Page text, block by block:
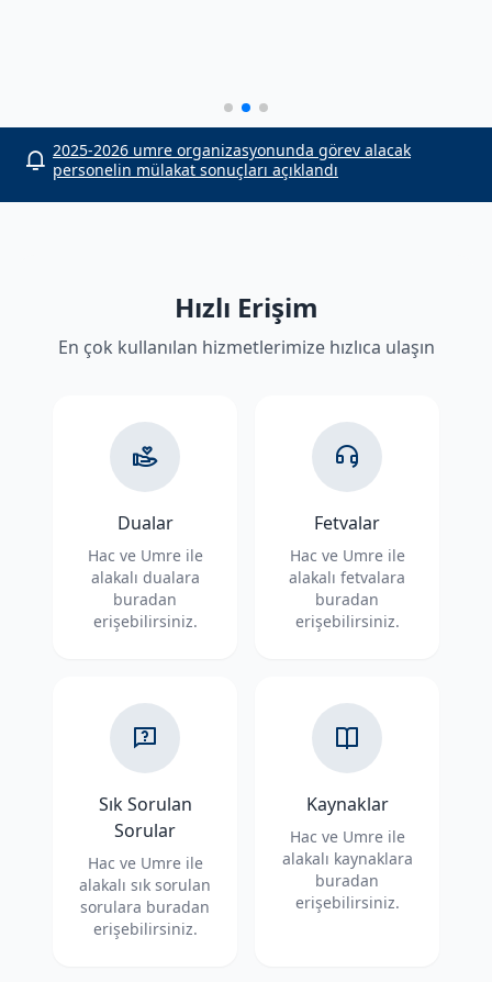
2025-2026 umre organizasyonunda görev alacak
personelin mülakat sonuçları açıklandı
Hızlı Erişim
En çok kullanılan hizmetlerimize hızlıca ulaşın
Dualar
Hac ve Umre ile
alakalı dualara
buradan
erişebilirsiniz.
Fetvalar
Hac ve Umre ile
alakalı fetvalara
buradan
erişebilirsiniz.
Sık Sorulan
Sorular
Hac ve Umre ile
alakalı sık sorulan
sorulara buradan
erişebilirsiniz.
Kaynaklar
Hac ve Umre ile
alakalı kaynaklara
buradan
erişebilirsiniz.